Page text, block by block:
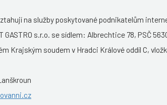
na služby poskytované podnikatelům
s.r.o. se sídlem: Albrechtice 78, PSČ
Krajským soudem v Hradci Králové oddíl C,